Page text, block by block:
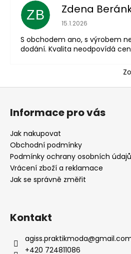
ZB Zdena
Hodnocení obchodu
15.1.2026
S obchodem ano, s výrobem
dodání. Kvalita neodpovídá
Z
Informace pro vás
Jak nakupovat
Obchodní podmínky
Podmínky ochrany osobních údajů
Vrácení zboží a reklamace
Jak se správně změřit
Kontakt
agiss.praktikmoda@
+420 724811086